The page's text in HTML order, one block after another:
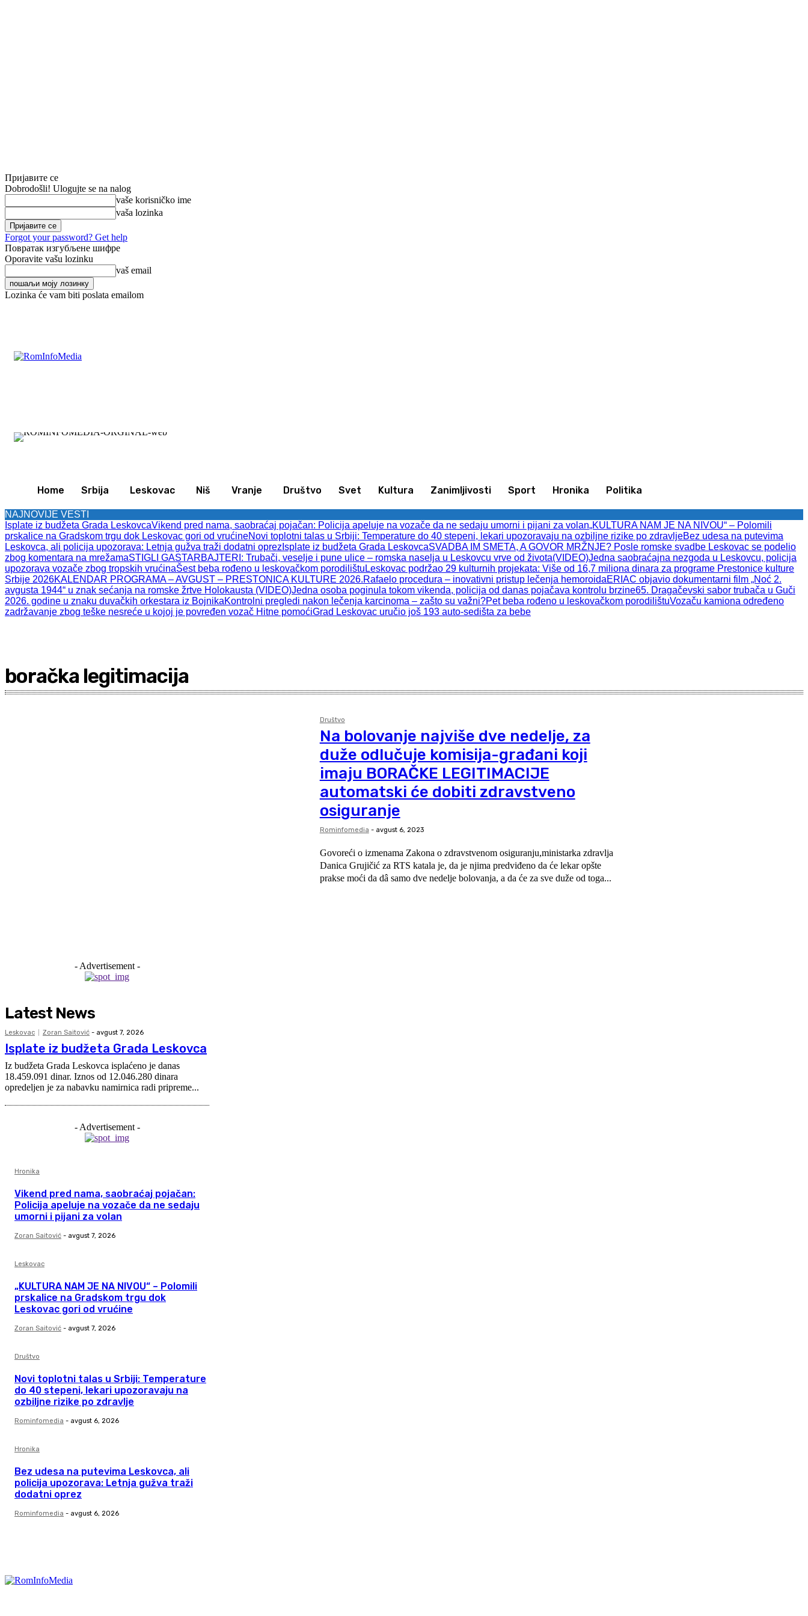
Пријавите се
Dobrodošli! Ulogujte se na nalog
vaše korisničko ime
vaša lozinka
Forgot your password? Get help
Повратак изгубљене шифре
Oporavite vašu lozinku
vaš email
Lozinka će vam biti poslata emailom
Home Srbija Leskovac Niš Vranje Društvo Svet Kultura Zanimljivosti Sport Hronika Politika
NAJNOVIJE VESTI
Isplate iz budžeta Grada LeskovcaVikend pred nama, saobraćaj pojačan: Policija apeluje na vozače da ne sedaju umorni i pijani za volan„KULTURA NAM JE NA NIVOU“ – Polomili
prskalice na Gradskom trgu dok Leskovac gori od vrućineNovi toplotni talas u Srbiji: Temperature do 40 stepeni, lekari upozoravaju na ozbiljne rizike po zdravljeBez udesa na putevima
Leskovca, ali policija upozorava: Letnja gužva traži dodatni oprez Isplate iz budžeta Grada LeskovcaSVADBA IM SMETA, A GOVOR MRŽNJE? Posle romske svadbe Leskovac se podelio
zbog komentara na mrežamaSTIGLI GASTARBAJTERI: Trubači, veselje i pune ulice – romska naselja u Leskovcu vrve od života(VIDEO)Jedna saobraćajna nezgoda u Leskovcu, policija
upozorava vozače zbog tropskih vrućinaŠest beba rođeno u leskovačkom porodilištu Leskovac podržao 29 kulturnih projekata: Više od 16,7 miliona dinara za programe Prestonice kulture
Srbije 2026KALENDAR PROGRAMA – AVGUST – PRESTONICA KULTURE 2026.Rafaelo procedura – inovativni pristup lečenja hemoroidaERIAC objavio dokumentarni film „Noć 2.
avgusta 1944“ u znak sećanja na romske žrtve Holokausta (VIDEO)Jedna osoba poginula tokom vikenda, policija od danas pojačava kontrolu brzine65. Dragačevski sabor trubača u Guči
2026. godine u znaku duvačkih orkestara iz BojnikaKontrolni pregledi nakon lečenja karcinoma – zašto su važni?Pet beba rođeno u leskovačkom porodilištuVozaču kamiona određeno
zadržavanje zbog teške nesreće u kojoj je povređen vozač Hitne pomoćiGrad Leskovac uručio još 193 auto-sedišta za bebe
boračka legitimacija
Društvo
Na bolovanje najviše dve nedelje, za
duže odlučuje komisija-građani koji
imaju BORAČKE LEGITIMACIJE
automatski će dobiti zdravstveno
osiguranje
Rominfomedia - avgust 6, 2023
Govoreći o izmenama Zakona o zdravstvenom osiguranju,ministarka zdravlja
Danica Grujičić za RTS katala je, da je njima predviđeno da će lekar opšte
prakse moći da dâ samo dve nedelje bolovanja, a da će za sve duže od toga...
- Advertisement -
Latest News
Leskovac Zoran Saitović - avgust 7, 2026
Isplate iz budžeta Grada Leskovca
Iz budžeta Grada Leskovca isplaćeno je danas
18.459.091 dinar. Iznos od 12.046.280 dinara
opredeljen je za nabavku namirnica radi pripreme...
- Advertisement -
Hronika
Vikend pred nama, saobraćaj pojačan:
Policija apeluje na vozače da ne sedaju
umorni i pijani za volan
Zoran Saitović - avgust 7, 2026
Leskovac
„KULTURA NAM JE NA NIVOU“ – Polomili
prskalice na Gradskom trgu dok
Leskovac gori od vrućine
Zoran Saitović - avgust 7, 2026
Društvo
Novi toplotni talas u Srbiji: Temperature
do 40 stepeni, lekari upozoravaju na
ozbiljne rizike po zdravlje
Rominfomedia - avgust 6, 2026
Hronika
Bez udesa na putevima Leskovca, ali
policija upozorava: Letnja gužva traži
dodatni oprez
Rominfomedia - avgust 6, 2026